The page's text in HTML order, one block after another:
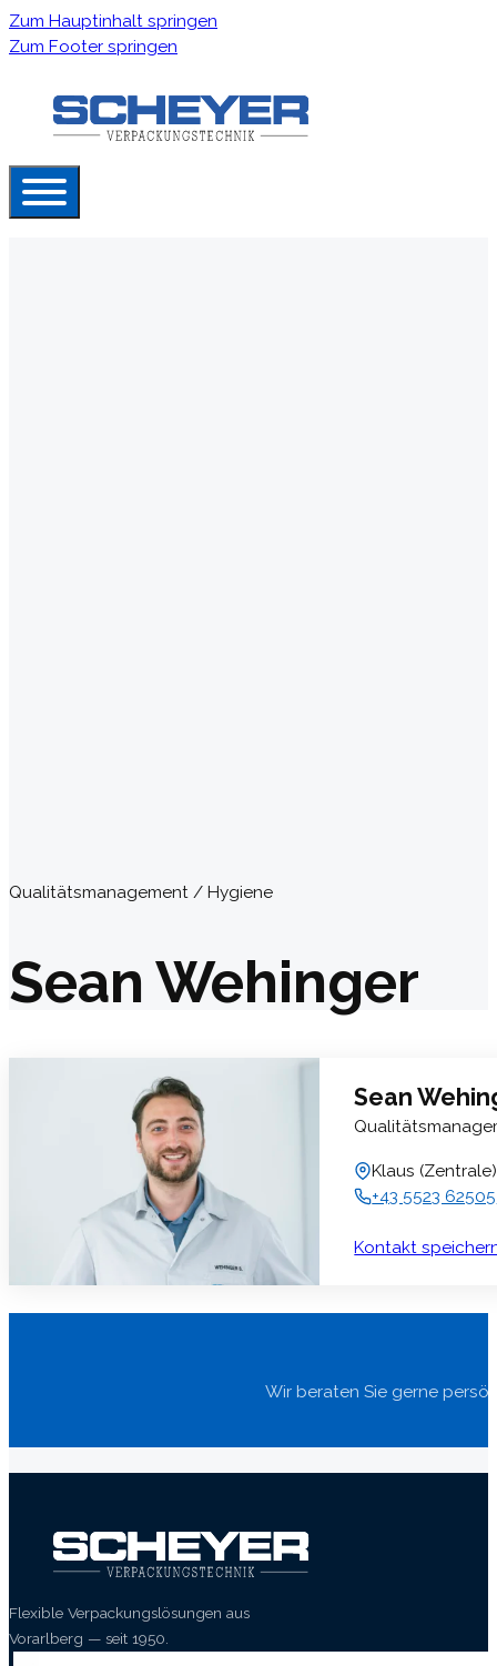
Zum Hauptinhalt springen
Zum Footer springen
Qualitätsmanagement / Hygiene
Sean Wehinger
Sean
Klaus (Zentrale)
+43 5523 62505
Kontakt
Wir beraten Sie gerne
Flexible Verpackungslösungen aus
Vorarlberg — seit 1950.